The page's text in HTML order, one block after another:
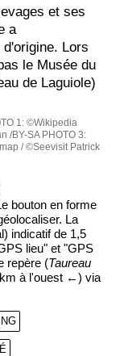
et ses
a
Lors
le Musée du
de Laguiole)
1: ©Wikipedia
/BY-SA PHOTO 3:
/ ©Seevisit Patrick
bouton en forme
La
indicatif de 1,5
lieu" et "GPS
repère (Taureau
à l'ouest ←) via